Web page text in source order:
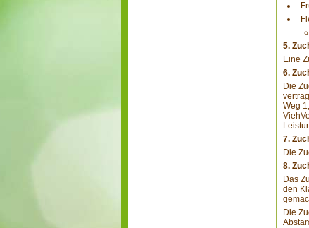
5.
Eine
6.
Die
Weg
7.
Die
8.
Das
den
Die